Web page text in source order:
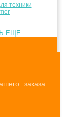
ЕЩЕ
заказа